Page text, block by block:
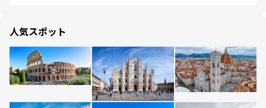
人気スポット